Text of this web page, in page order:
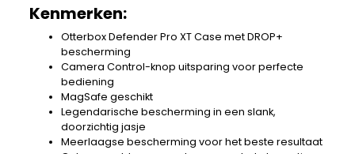
Kenmerken:
Otterbox Defender Pro XT Case met DROP+
bescherming
Camera Control-knop uitsparing voor perfecte
bediening
MagSafe geschikt
Legendarische bescherming in een slank,
doorzichtig jasje
Meerlaagse bescherming voor het beste resultaat